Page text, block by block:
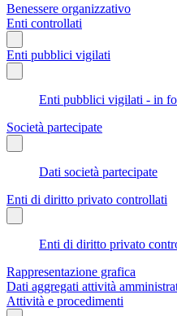
Benessere organizzativo
Enti controllati
Enti pubblici vigilati
Enti pubblici vigilati - in
Società partecipate
Dati società partecipate
Enti di diritto privato controllati
Enti di diritto privato
Rappresentazione grafica
Dati aggregati attività
Attività e procedimenti